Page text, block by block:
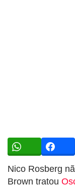
Nico Rosberg
Brown tratou